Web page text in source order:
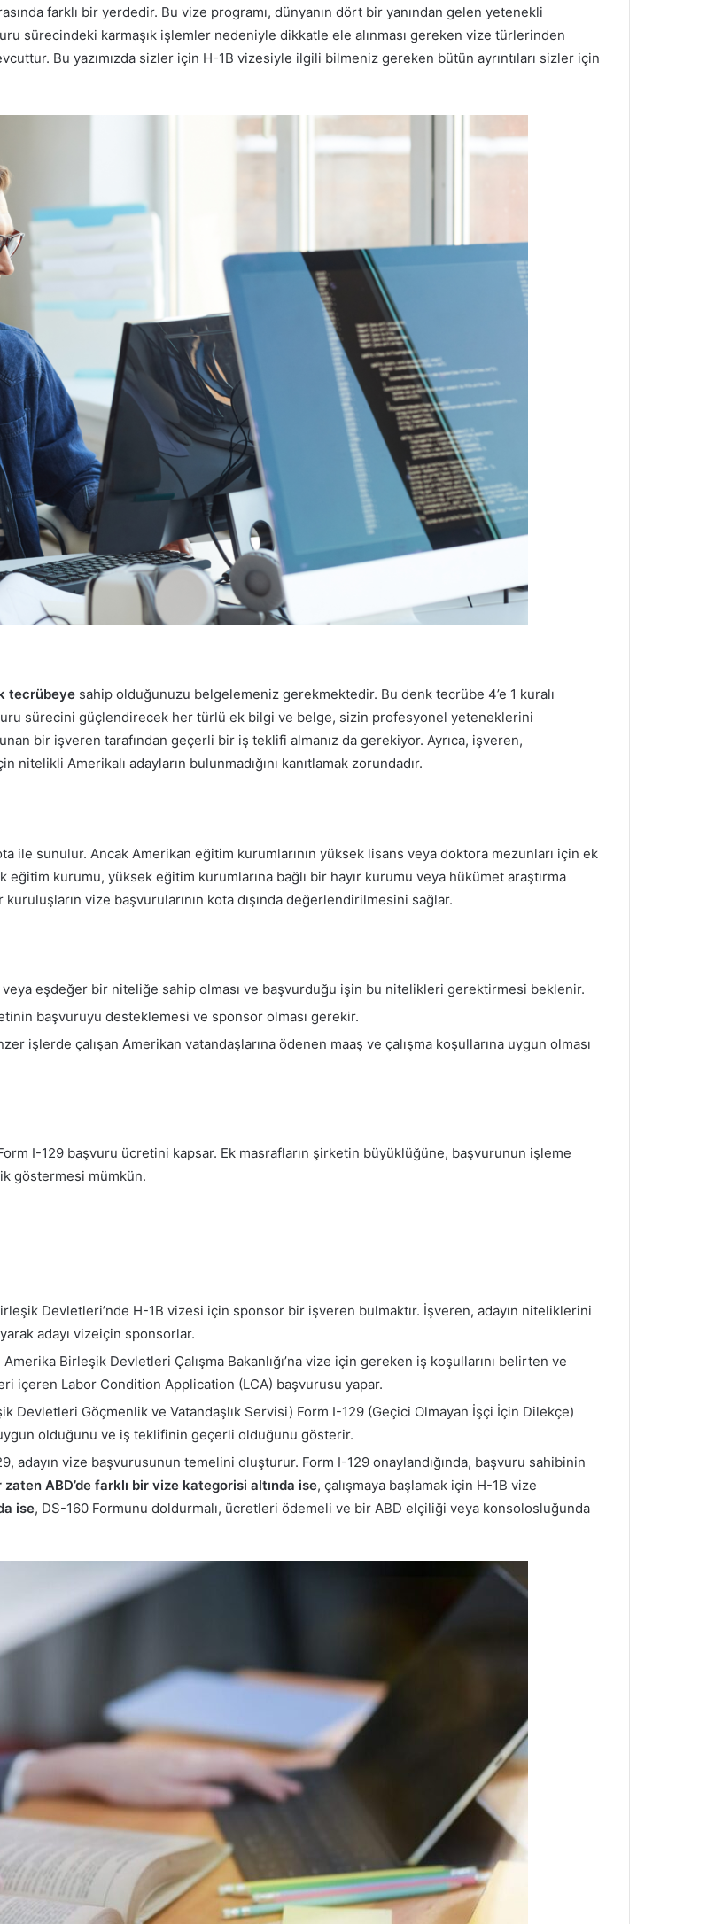
farklı bir yerdedir. Bu vize programı, dünyanın dört bir yanından gelen yetenekli
sürecindeki karmaşık işlemler nedeniyle dikkatle ele alınması gereken vize türlerinden
Bu yazımızda sizler için H-1B vizesiyle ilgili bilmeniz gereken bütün ayrıntıları sizler için
tecrübeye sahip olduğunuzu belgelemeniz gerekmektedir. Bu denk tecrübe 4’e 1 kuralı
sürecini güçlendirecek her türlü ek bilgi ve belge, sizin profesyonel yeteneklerini
bir işveren tarafından geçerli bir iş teklifi almanız da gerekiyor. Ayrıca, işveren,
Amerikalı adayların bulunmadığını kanıtlamak zorundadır.
ile sunulur. Ancak Amerikan eğitim kurumlarının yüksek lisans veya doktora mezunları için ek
kurumu, yüksek eğitim kurumlarına bağlı bir hayır kurumu veya hükümet araştırma
vize başvurularının kota dışında değerlendirilmesini sağlar.
eşdeğer bir niteliğe sahip olması ve başvurduğu işin bu nitelikleri gerektirmesi beklenir.
başvuruyu desteklemesi ve sponsor olması gerekir.
işlerde çalışan Amerikan vatandaşlarına ödenen maaş ve çalışma koşullarına uygun olması
I-129 başvuru ücretini kapsar. Ek masrafların şirketin büyüklüğüne, başvurunun işleme
göstermesi mümkün.
Devletleri’nde H-1B vizesi için sponsor bir işveren bulmaktır. İşveren, adayın niteliklerini
adayı vizeiçin sponsorlar.
Birleşik Devletleri Çalışma Bakanlığı’na vize için gereken iş koşullarını belirten ve
içeren Labor Condition Application (LCA) başvurusu yapar.
Devletleri Göçmenlik ve Vatandaşlık Servisi) Form I-129 (Geçici Olmayan İşçi İçin Dilekçe)
olduğunu ve iş teklifinin geçerli olduğunu gösterir.
adayın vize başvurusunun temelini oluşturur. Form I-129 onaylandığında, başvuru sahibinin
zaten ABD’de farklı bir vize kategorisi altında ise, çalışmaya başlamak için H-1B vize
ise, DS-160 Formunu doldurmalı, ücretleri ödemeli ve bir ABD elçiliği veya konsolosluğunda